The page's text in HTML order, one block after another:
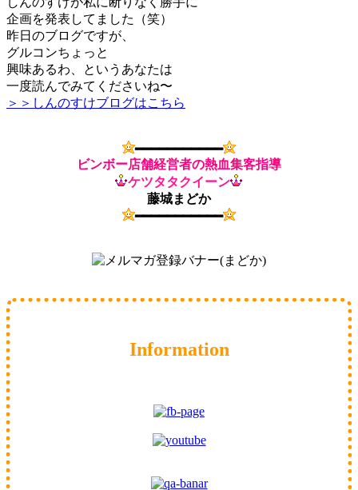
企画を発表してました（笑）
昨日のブログですが、
グルコンちょっと
興味あるわ、というあなたは
一度読んでみてくださいね〜
＞＞しんのすけブログはこちら
━━━━━━━━━━━
ビンボー店舗経営者の熱血集客指導
ケツタタクイーン
藤城まどか
━━━━━━━━━━━
Information